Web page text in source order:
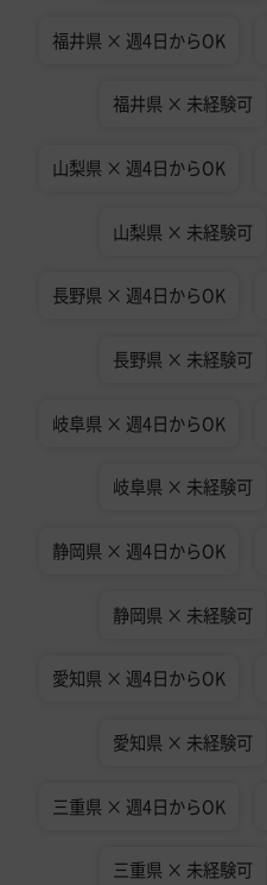
福井県 × 週4日からOK
福井県 × 未経験可
山梨県 × 週4日からOK
山梨県 × 未経験可
長野県 × 週4日からOK
長野県 × 未経験可
岐阜県 × 週4日からOK
岐阜県 × 未経験可
静岡県 × 週4日からOK
静岡県 × 未経験可
愛知県 × 週4日からOK
愛知県 × 未経験可
三重県 × 週4日からOK
三重県 × 未経験可